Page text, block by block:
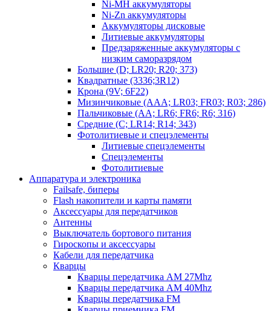
Ni-MH аккумуляторы
Ni-Zn аккумуляторы
Аккумуляторы дисковые
Литиевые аккумуляторы
Предзаряженные аккумуляторы с
низким саморазрядом
Большие (D; LR20; R20; 373)
Квадратные (3336;3R12)
Крона (9V; 6F22)
Мизинчиковые (AAA; LR03; FR03; R03; 286)
Пальчиковые (AA; LR6; FR6; R6; 316)
Средние (C; LR14; R14; 343)
Фотолитиевые и спецэлементы
Литиевые спецэлементы
Спецэлементы
Фотолитиевые
Аппаратура и электроника
Failsafe, биперы
Flash накопители и карты памяти
Аксессуары для передатчиков
Антенны
Выключатель бортового питания
Гироскопы и аксессуары
Кабели для передатчика
Кварцы
Кварцы передатчика AM 27Mhz
Кварцы передатчика AM 40Mhz
Кварцы передатчика FM